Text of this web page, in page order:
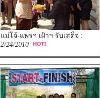
แม่โจ้-แพร่ฯ เฝ้าฯ รับเสด็จ :
2/24/2010